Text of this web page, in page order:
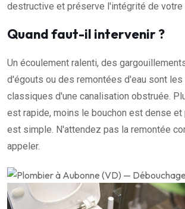
destructive et préserve l'intégrité de votre
Quand faut-il intervenir ?
Un écoulement ralenti, des
d'égouts ou des remontées d'eau sont
classiques d'une canalisation obstruée.
est rapide, moins le bouchon est dense
est simple. N'attendez pas la remontée
appeler.